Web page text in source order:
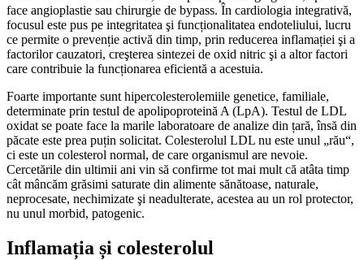
face angioplastie sau chirurgie de bypass. În cardiologia integrativă,
focusul este pus pe integritatea şi funcționalitatea endoteliului, lucru
ce permite o prevenție activă din timp, prin reducerea inflamației şi a
factorilor cauzatori, creşterea sintezei de oxid nitric şi a altor factori
care contribuie la funcționarea eficientă a acestuia.
Foarte importante sunt hipercolesterolemiile genetice, familiale,
determinate prin testul de apolipoproteină A (LpA). Testul de LDL
oxidat se poate face la marile laboratoare de analize din țară, însă din
păcate este prea puțin solicitat. Colesterolul LDL nu este unul „rău“,
ci este un colesterol normal, de care organismul are nevoie.
Cercetările din ultimii ani vin să confirme tot mai mult că atâta timp
cât mâncăm grăsimi saturate din alimente sănătoase, naturale,
neprocesate, nechimizate şi neadulterate, acestea au un rol protector,
nu unul morbid, patogenic.
Inflamația și colesterolul